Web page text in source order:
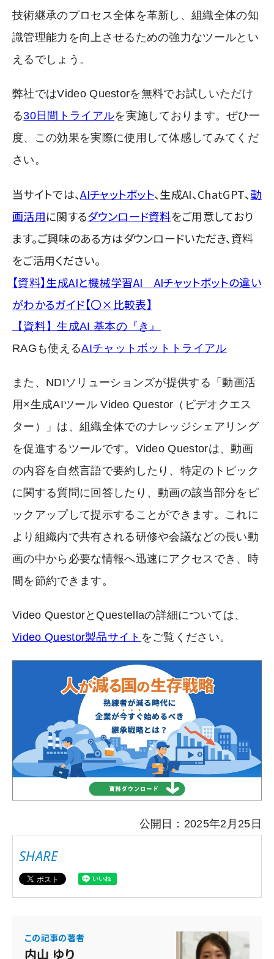
技術継承のプロセス全体を革新し、組織全体の知
識管理能力を向上させるための強力なツールとい
えるでしょう。
弊社ではVideo Questorを無料でお試しいただけ
る30日間トライアルを実施しております。ぜひ一
度、この効果を実際に使用して体感してみてくだ
さい。
当サイトでは、AIチャットボット、生成AI、ChatGPT、 動
画活用に関するダウンロード資料をご用意しており
ます。ご興味のある方はダウンロードいただき、資料
をご活用ください。
【資料】生成AIと機械学習AI AIチャットボットの違い
がわかるガイド【〇×比較表】
【資料】生成AI 基本の『き』
RAG も使えるAIチャットボットトライアル
また、NDIソリューションズが提供する「動画活
用×生成AIツール Video Questor（ビデオクエス
ター）」は、組織全体でのナレッジシェアリング
を促進するツールです。Video Questorは、動画
の内容を自然言語で要約したり、特定のトピック
に関する質問に回答したり、動画の該当部分をピ
ックアップして提示することができます。これに
より組織内で共有される研修や会議などの長い動
画の中から必要な情報へ迅速にアクセスでき、時
間を節約できます。
Video QuestorとQuestellaの詳細については、
Video Questor製品サイト をご覧ください。
公開日：2025年2月25日
SHARE
この記事の著者
内山 ゆり